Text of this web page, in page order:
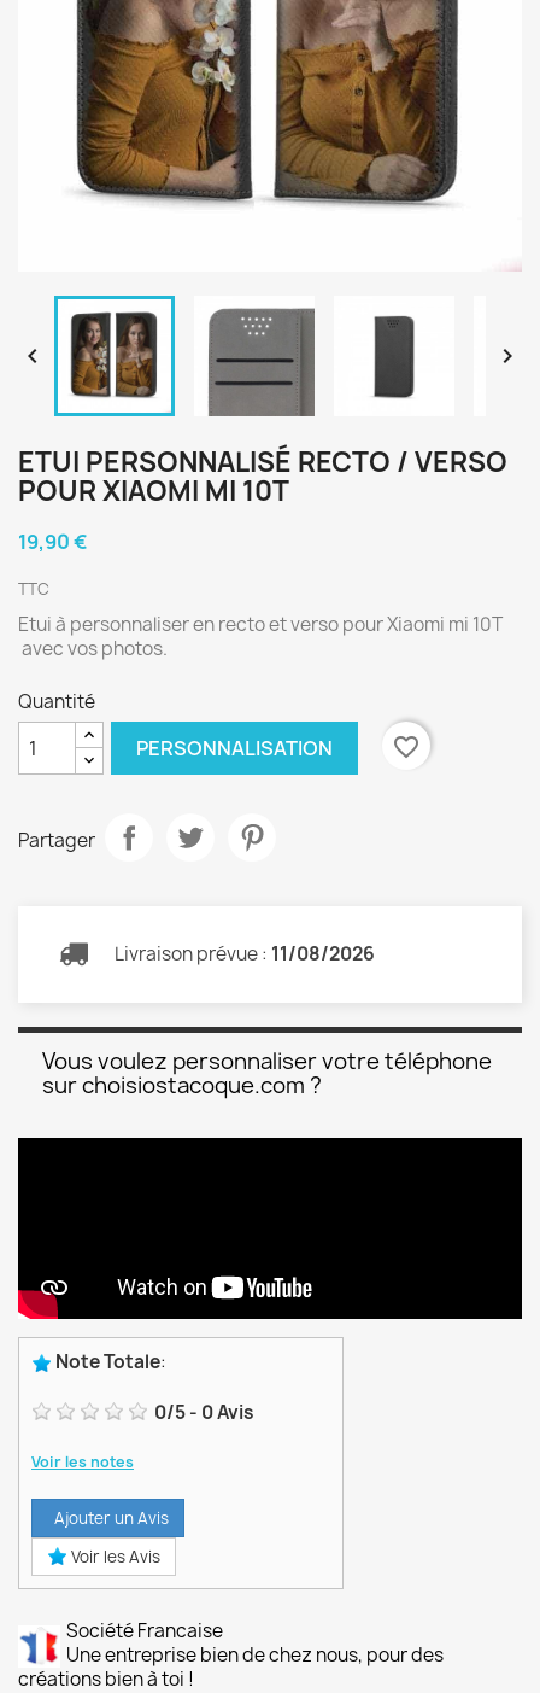
 
ETUI PERSONNALISÉ RECTO / VERSO
POUR XIAOMI MI 10T
19,90 €
TTC
Etui à personnaliser en recto et verso pour Xiaomi mi 10T
avec vos photos.
Quantité
PERSONNALISATION favorite_border
Partager
Livraison prévue : 11/08/2026
Vous voulez personnaliser votre téléphone
sur choisiostacoque.com ?
Note Totale:
0/5- 0Avis
Voir les notes
Ajouter un Avis
Voir les Avis
Société Francaise
Une entreprise bien de chez nous, pour des
créations bien à toi !